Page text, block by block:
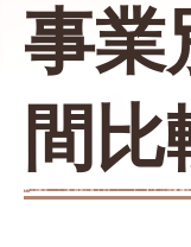
事業
間比